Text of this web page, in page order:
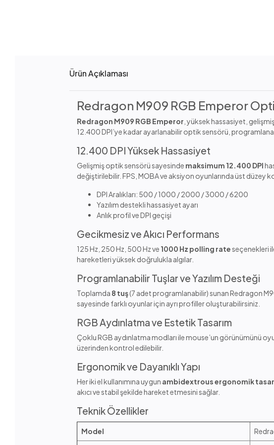
Ürün Açıklaması
Redragon M909 RGB Emperor
Redragon M909 RGB Emperor , yüksek hassasiyet,
12.400 DPI’ye kadar ayarlanabilir optik sensörü,
12.400 DPI Yüksek Hassasiyet
Gelişmiş optik sensörü sayesinde maksimum 12.400 DPI
değiştirilebilir. FPS, MOBA ve aksiyon oyunlarında üst düzey
DPI Aralıkları: 500 / 1000 / 2000 / 3000 / 6200
Yazılım destekli hassasiyet ayarı
Anlık profil ve DPI geçişi
Gecikmesiz ve Akıcı Performans
125 Hz, 250 Hz, 500 Hz ve 1000 Hz polling rateseçenekleri
hareketleri yüksek doğrulukla algılar.
Programlanabilir Tuşlar ve Yazılım Desteği
Toplamda 8 tuş(7 adet programlanabilir) sunan Redragon
sayesinde farklı oyunlar için ayrı profiller oluşturabilirsiniz.
RGB Aydınlatma ve Estetik Tasarım
Çoklu RGB aydınlatma modları ile mouse’un görünümünü
üzerinden kontrol edilebilir.
Ergonomik ve Dayanıklı Yapı
Her iki el kullanımına uygun ambidextrous ergonomik
akıcı ve stabil şekilde hareket etmesini sağlar.
Teknik Özellikler
Model